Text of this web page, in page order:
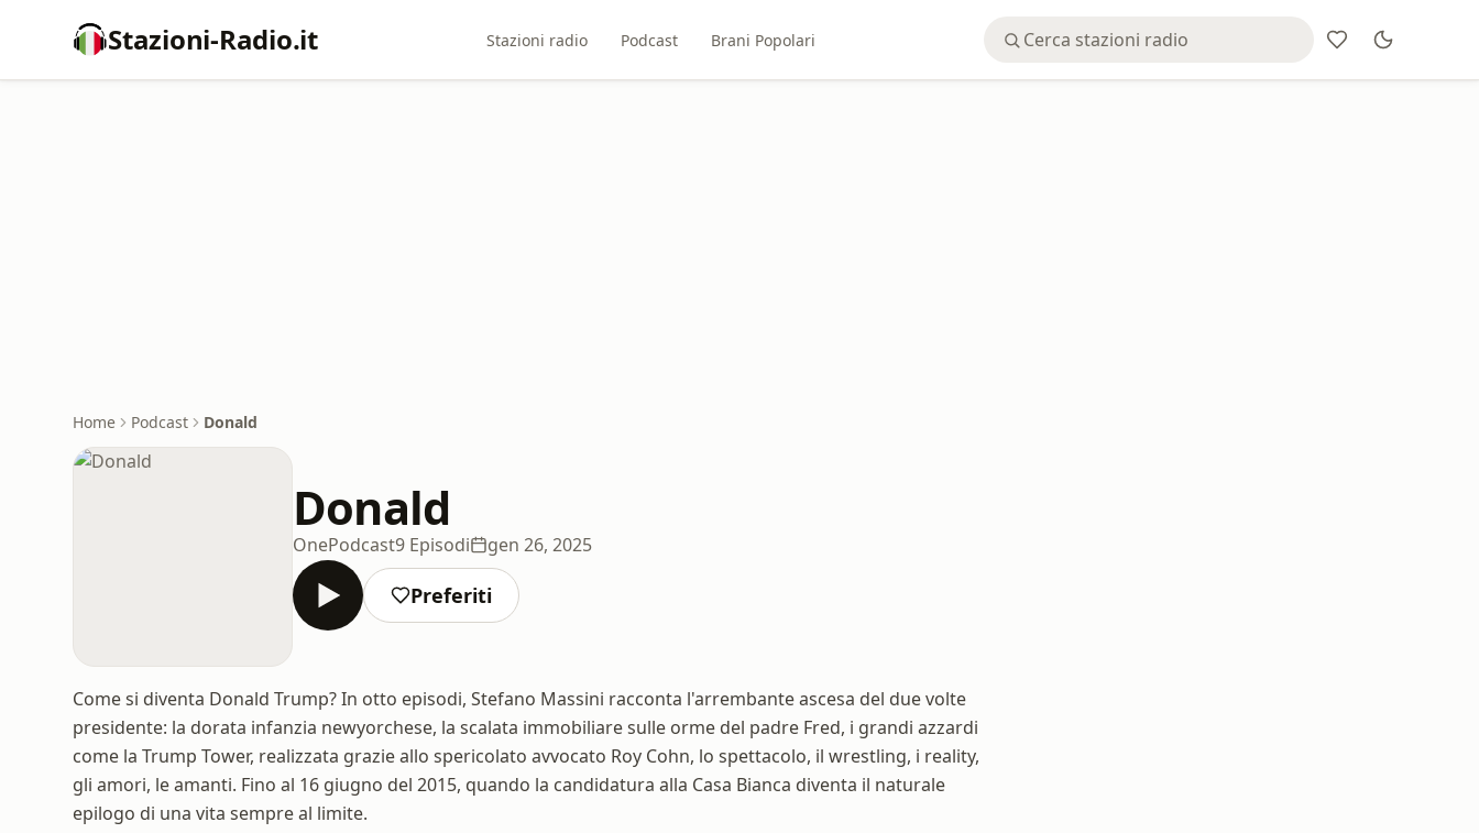
Stazioni-Radio.it Stazioni radio Podcast Brani Popolari
Home Podcast Donald
Donald
OnePodcast9 Episodi gen 26, 2025
Preferiti
Come si diventa Donald Trump? In otto episodi, Stefano Massini racconta l'arrembante ascesa del due volte
presidente: la dorata infanzia newyorchese, la scalata immobiliare sulle orme del padre Fred, i grandi azzardi
come la Trump Tower, realizzata grazie allo spericolato avvocato Roy Cohn, lo spettacolo, il wrestling, i reality,
gli amori, le amanti. Fino al 16 giugno del 2015, quando la candidatura alla Casa Bianca diventa il naturale
epilogo di una vita sempre al limite.